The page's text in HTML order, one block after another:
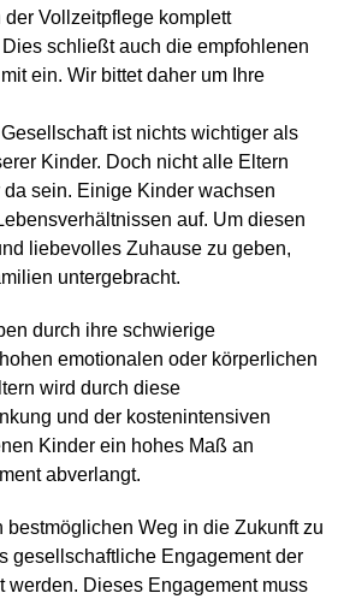
Vollzeitpflege komplett
schließt auch die empfohlenen
ein. Wir bittet daher um Ihre
ist nichts wichtiger als
Kinder. Doch nicht alle Eltern
sein. Einige Kinder wachsen
auf. Um diesen
liebevolles Zuhause zu geben,
untergebracht.
durch ihre schwierige
emotionalen oder körperlichen
wird durch diese
und der kostenintensiven
Kinder ein hohes Maß an
abverlangt.
bestmöglichen Weg in die Zukunft zu
gesellschaftliche Engagement der
werden. Dieses Engagement muss